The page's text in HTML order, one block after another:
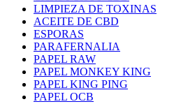
LIMPIEZA DE TOXINAS
ACEITE DE CBD
ESPORAS
PARAFERNALIA
PAPEL RAW
PAPEL MONKEY KING
PAPEL KING PING
PAPEL OCB